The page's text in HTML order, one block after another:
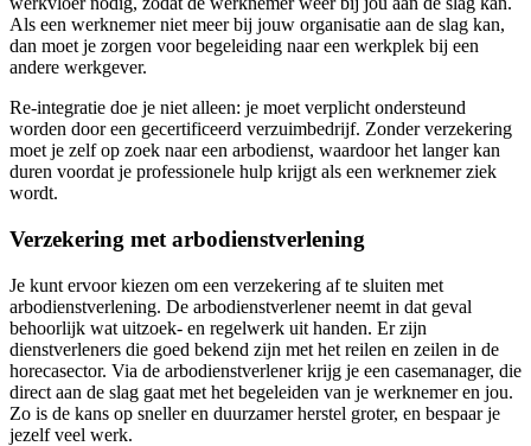
Als een werknemer niet meer bij jouw organisatie aan de slag kan,
dan moet je zorgen voor begeleiding naar een werkplek bij een
andere werkgever.
Re-integratie doe je niet alleen: je moet verplicht ondersteund
worden door een gecertificeerd verzuimbedrijf. Zonder verzekering
moet je zelf op zoek naar een arbodienst, waardoor het langer kan
duren voordat je professionele hulp krijgt als een werknemer ziek
wordt.
Verzekering met arbodienstverlening
Je kunt ervoor kiezen om een verzekering af te sluiten met
arbodienstverlening. De arbodienstverlener neemt in dat geval
behoorlijk wat uitzoek- en regelwerk uit handen. Er zijn
dienstverleners die goed bekend zijn met het reilen en zeilen in de
horecasector. Via de arbodienstverlener krijg je een casemanager, die
direct aan de slag gaat met het begeleiden van je werknemer en jou.
Zo is de kans op sneller en duurzamer herstel groter, en bespaar je
jezelf veel werk.